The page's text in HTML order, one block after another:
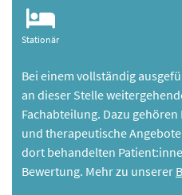
Stationär
Bei einem vollständig
an dieser Stelle
Fachabteilung. Dazu
und therapeutische
dort behandelten
Bewertung. Mehr zu unserer